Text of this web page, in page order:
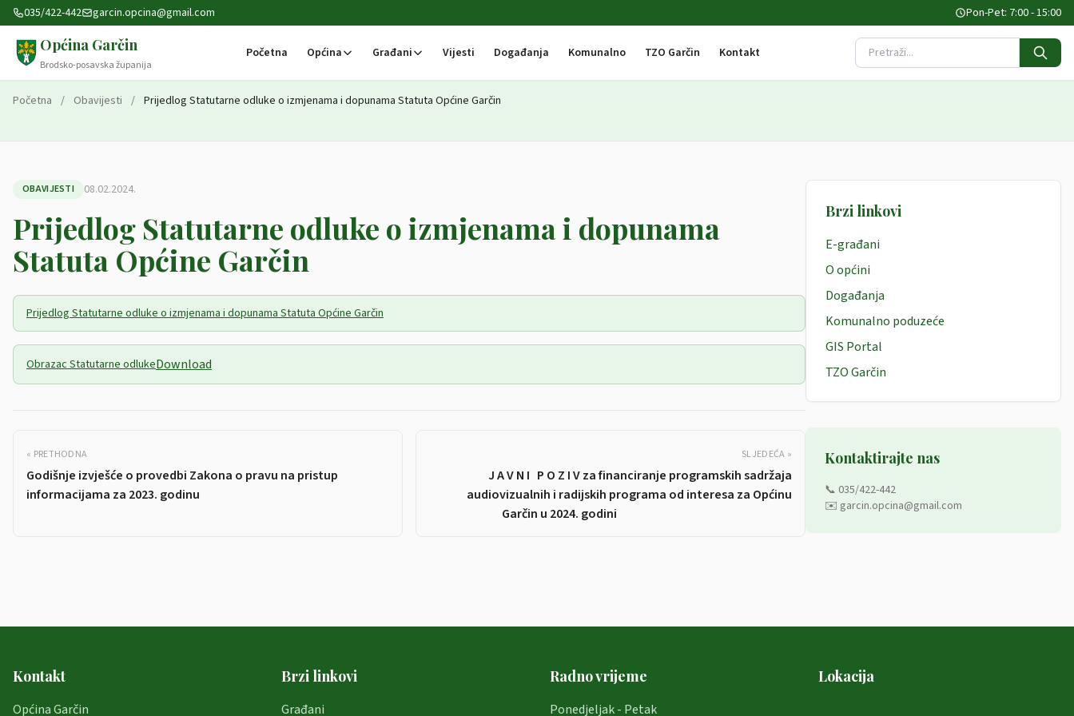
Preskoči na sadržaj
035/422-442 garcin.opcina@gmail.com Pon-Pet: 7:00 - 15:00
Općina Garčin
Brodsko-posavska županija
Početna Općina Građani Vijesti Događanja Komunalno TZO Garčin Kontakt Pretraži stranicu
Početna / Obavijesti / Prijedlog Statutarne odluke o izmjenama i dopunama Statuta Općine Garčin
OBAVIJESTI 08.02.2024.
Prijedlog Statutarne odluke o izmjenama i dopunama
Statuta Općine Garčin
Prijedlog Statutarne odluke o izmjenama i dopunama Statuta Općine Garčin
Obrazac Statutarne odlukeDownload
« PRETHODNA
Godišnje izvješće o provedbi Zakona o pravu na pristup
informacijama za 2023. godinu
SLJEDEĆA »
J A V N I P O Z I V za financiranje programskih sadržaja
audiovizualnih i radijskih programa od interesa za Općinu
Garčin u 2024. godini
Brzi linkovi
E-građani
O općini
Događanja
Komunalno poduzeće
GIS Portal
TZO Garčin
Kontaktirajte nas
📞 035/422-442
✉️ garcin.opcina@gmail.com
Kontakt
Općina Garčin
Brzi linkovi
Građani
Radno vrijeme
Ponedjeljak - Petak
Lokacija